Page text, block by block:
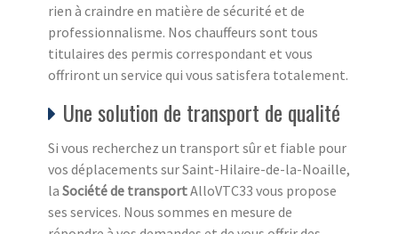
rien à craindre en matière de sécurité et de
professionnalisme. Nos chauffeurs sont tous
titulaires des permis correspondant et vous
offriront un service qui vous satisfera totalement.
Une solution de transport de qualité
Si vous recherchez un transport sûr et fiable pour
vos déplacements sur Saint-Hilaire-de-la-Noaille,
la Société de transportAlloVTC33 vous propose
ses services. Nous sommes en mesure de